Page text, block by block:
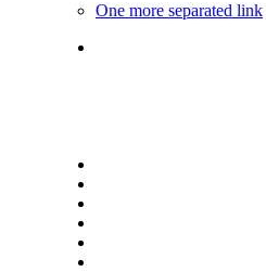
One more separated link